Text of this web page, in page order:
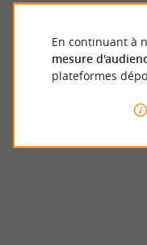
En continuant à
mesure
plateformes